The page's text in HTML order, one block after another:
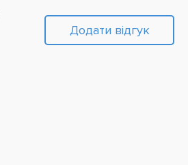
Додати відгук